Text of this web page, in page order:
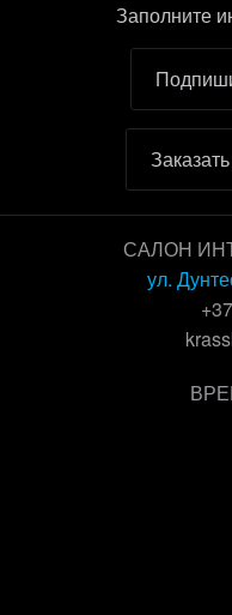
Заполните
САЛОН
ул.